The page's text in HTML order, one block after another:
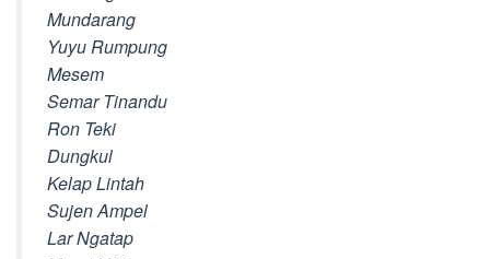
Mundarang
Yuyu Rumpung
Mesem
Semar Tinandu
Ron Teki
Dungkul
Kelap Lintah
Sujen Ampel
Lar Ngatap